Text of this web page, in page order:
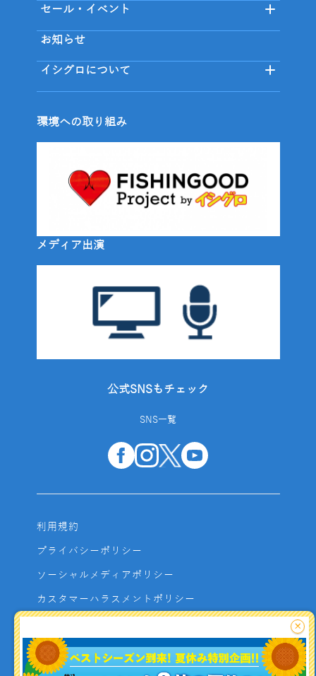
セール・イベント
お知らせ
イシグロについて
環境への取り組み
メディア出演
公式SNSもチェック
SNS一覧
利用規約
プライバシーポリシー
ソーシャルメディアポリシー
カスタマーハラスメントポリシー
よくあるご質問
お問い合わせ
×